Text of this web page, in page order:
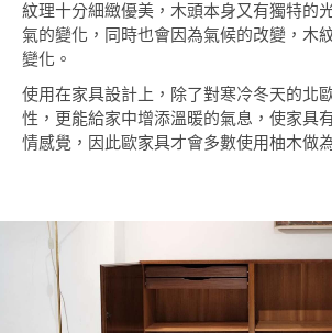
紋理十分細緻優美，木頭本身又有獨特的
氣的變化，同時也會因為氣候的改變，木
變化。
使用在家具設計上，除了對寒冷冬天的北
性，更能給家中增添溫暖的氣息，使家具
情感覺，因此歐家具才會多數使用柚木做